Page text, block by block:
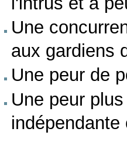
Une
aux gardiens
Une peur de
Une peur
indépendante